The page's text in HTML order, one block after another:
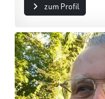
zum Profil